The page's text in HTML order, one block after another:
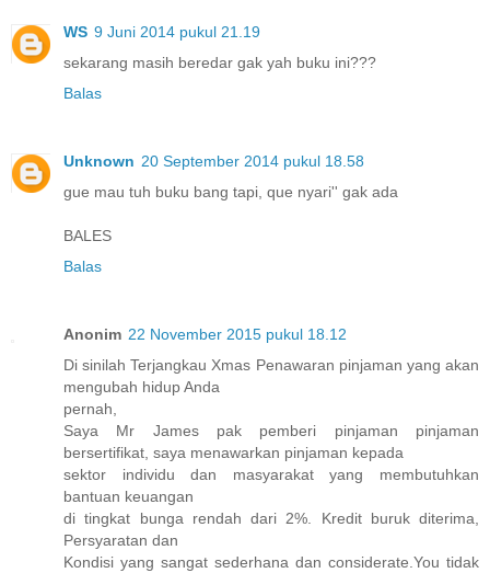
WS 9 Juni 2014 pukul 21.19
sekarang masih beredar gak yah buku ini???
Balas
Unknown 20 September 2014 pukul 18.58
gue mau tuh buku bang tapi, que nyari'' gak ada
BALES
Balas
Anonim 22 November 2015 pukul 18.12
Di sinilah Terjangkau Xmas Penawaran pinjaman yang akan
mengubah hidup Anda
pernah,
Saya Mr James pak pemberi pinjaman pinjaman
bersertifikat, saya menawarkan pinjaman kepada
sektor individu dan masyarakat yang membutuhkan
bantuan keuangan
di tingkat bunga rendah dari 2%. Kredit buruk diterima,
Persyaratan dan
Kondisi yang sangat sederhana dan considerate.You tidak